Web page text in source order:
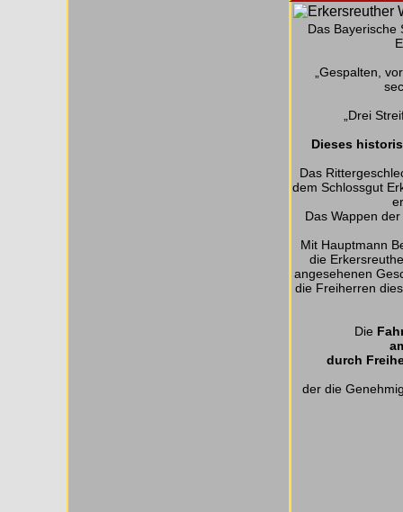
Das
„Gespalten,
„Drei
Dieses
Das
dem Schlossgut
Das Wappen
Mit Hauptmann
die
angesehenen
die Freiherren
Die
durch
der die